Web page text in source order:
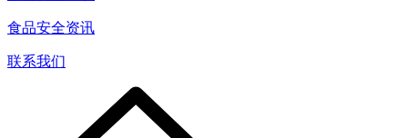
食品安全资讯
联系我们